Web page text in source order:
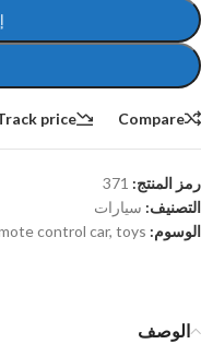
Compare
price
رمز المنتج: 371
التصنيف: سيارات
الوسوم:
control car, toys
الوصف